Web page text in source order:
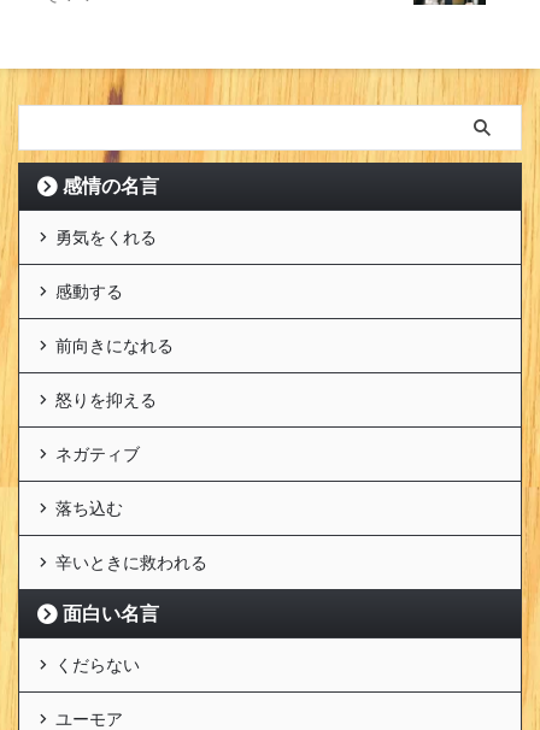
感情の名言
勇気をくれる
感動する
前向きになれる
怒りを抑える
ネガティブ
落ち込む
辛いときに救われる
面白い名言
くだらない
ユーモア